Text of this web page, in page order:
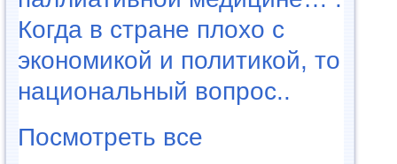
Когда в стране плохо с
экономикой и политикой, то
национальный вопрос..
Посмотреть все